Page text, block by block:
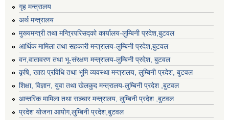
गृह मन्त्रालय
अर्थ मन्त्रालय
मुख्यमन्त्री तथा मन्त्रिपरिसद्को कार्यालय-लुम्बिनी प्रदेश,बुटवल
आर्थिक मामिला तथा सहकारी मन्त्रालय-लुम्बिनी प्रदेश,बुटवल
वन,वातावरण तथा भू-संरक्षण मन्त्रालय-लुम्बिनी प्रदेश, बुटवल
कृषि, खाद्य प्रविधि तथा भूमि व्यवस्था मन्त्रालय, लुम्बिनी प्रदेश, बुटवल
शिक्षा, विज्ञान, युवा तथा खेलकुद मन्‍‍त्रालय-लुम्बिनी प्रदेश ,बुटवल
आन्तरिक मामिला तथा सञ्चार मन्त्रालय, लुम्बिनी प्रदेश ,बुटवल
प्रदेश योजना आयोग,लुम्बिनी प्रदेश,बुटवल